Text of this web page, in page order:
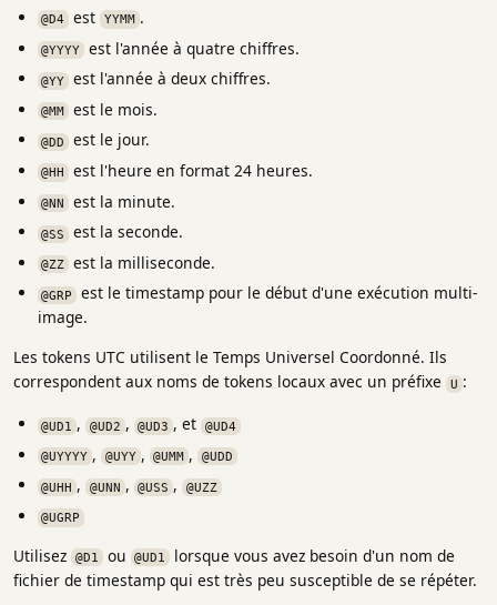
@D4 est YYMM .
@YYYY est l'année à quatre chiffres.
@YY est l'année à deux chiffres.
@MM est le mois.
@DD est le jour.
@HH est l'heure en format 24 heures.
@NN est la minute.
@SS est la seconde.
@ZZ est la milliseconde.
@GRP
est le timestamp pour le début d'une exécution multi-
image.
Les tokens UTC utilisent le Temps Universel Coordonné. Ils
correspondent aux noms de tokens locaux avec un préfixe
U :
@UD1 , @UD2 , @UD3 , et @UD4
@UYYYY , @UYY , @UMM , @UDD
@UHH , @UNN , @USS , @UZZ
@UGRP
Utilisez @D1 ou @UD1
lorsque vous avez besoin d'un nom de
fichier de timestamp qui est très peu susceptible de se répéter.